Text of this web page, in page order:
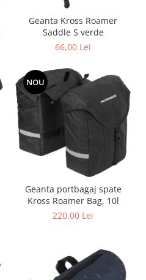
Geanta Kross Roamer
Saddle S verde
66,00 Lei
NOU
Geanta portbagaj spate
Kross Roamer Bag, 10l
220,00 Lei